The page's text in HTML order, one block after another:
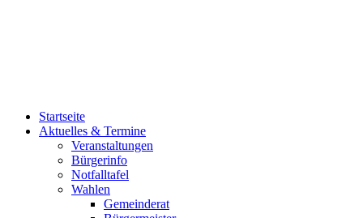
Startseite
Aktuelles & Termine
Veranstaltungen
Bürgerinfo
Notfalltafel
Wahlen
Gemeinderat